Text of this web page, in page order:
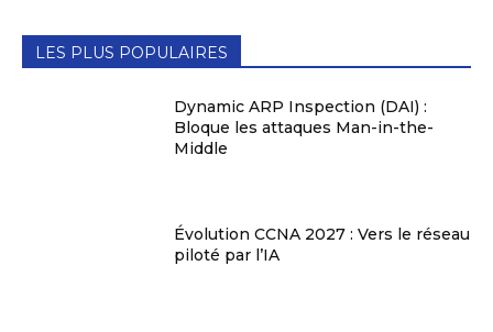
LES PLUS POPULAIRES
Dynamic ARP Inspection (DAI) :
Bloque les attaques Man-in-the-
Middle
Évolution CCNA 2027 : Vers le réseau
piloté par l’IA